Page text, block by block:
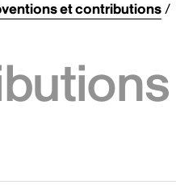
et contributions/